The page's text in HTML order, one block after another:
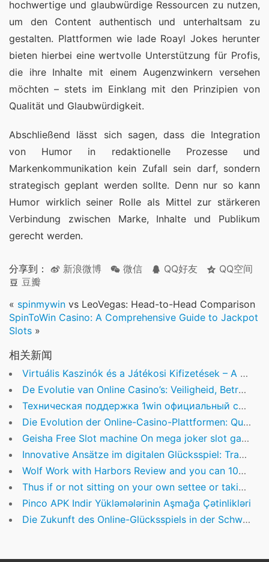
hochwertige und glaubwürdige Ressourcen zu nutzen,
um den Content authentisch und unterhaltsam zu
gestalten. Plattformen wie lade Roayl Jokes herunter
bieten hierbei eine wertvolle Unterstützung für Profis,
die ihre Inhalte mit einem Augenzwinkern versehen
möchten – stets im Einklang mit den Prinzipien von
Qualität und Glaubwürdigkeit.
Abschließend lässt sich sagen, dass die Integration
von Humor in redaktionelle Prozesse und
Markenkommunikation kein Zufall sein darf, sondern
strategisch geplant werden sollte. Denn nur so kann
Humor wirklich seiner Rolle als Mittel zur stärkeren
Verbindung zwischen Marke, Inhalte und Publikum
gerecht werden.
分享到： 新浪微博 微信 QQ好友
QQ空间
豆瓣
« spinmywin vs LeoVegas: Head-to-Head Comparison
SpinToWin Casino: A Comprehensive Guide to Jackpot
Slots »
相关新闻
Virtuális Kaszinók és a Játékosi Kifizetések – A Modern Online Szerencsejáték Nőtt Trendje
De Evolutie van Online Casino’s: Veiligheid, Betrouwbaarheid en Innovatie
Техническая поддержка 1win официальный сайт: как получить помощь
Die Evolution der Online-Casino-Plattformen: Qualitätsstandards und die Bedeutung vertrauenswürdiger Anbieter
Geisha Free Slot machine On mega joker slot games the internet Enjoy Today, Endorphina
Innovative Ansätze im digitalen Glücksspiel: Transparenz, Sicherheit und regulatorische Entwicklungen
Wolf Work with Harbors Review and you can 100 percent free Spins 2026 » Hityah com
Thus if or not sitting on your own settee or taking a break from the performs, you may enjoy the experience of gambling on line even for only a few minutes twenty free pai gow poker four hours. And because you’re not risking a real income, you might routine consistently if you don’t have the hang of it. Naturally, the sole downside is that you do not earn hard cash in the a free gambling establishment online game. All our games merely include “pretend” money. Take, such, Texas holdem, that’s not only the preferred cards online game from the You, however it is and the most common card games inside U.S. gambling enterprises. It will substitute for any icon concerning your video game, apart from the brand new spread icon, to aid manage winning combos.
Pinco APK Indir Yükləmələrinin Aşmağa Çətinlikləri
Die Zukunft des Online-Glücksspiels in der Schweiz: Innovationen und Regulierungen